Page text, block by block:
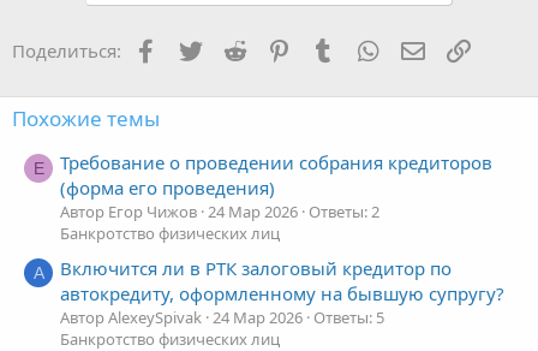
Поделиться: Facebook
TwitterReddit PinterestTumblr WhatsApp Ссылка
Похожие темы
Е
Требование о проведении собрания кредиторов
(форма его проведения)
Автор Егор Чижов 24 Мар 2026 Ответы: 2
Банкротство физических лиц
A
Включится ли в РТК залоговый кредитор по
автокредиту, оформленному на бывшую супругу?
Автор AlexeySpivak 24 Мар 2026 Ответы: 5
Банкротство физических лиц